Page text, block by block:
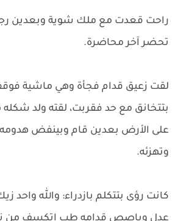
راحت قعدت مع ملك شوية وبعدين
تحضر آخر محاضرة.
لقت زعيق قدام فجأة وهي ماشية
بتتخانق مع حد فقربت، لقته ولد
على الأرض بعدين قام وبينفض هدومه
وتهزئه.
كانت رؤى بتتكلم بازدراء: والله
عدل وباصص قدامه طب اتكسف من